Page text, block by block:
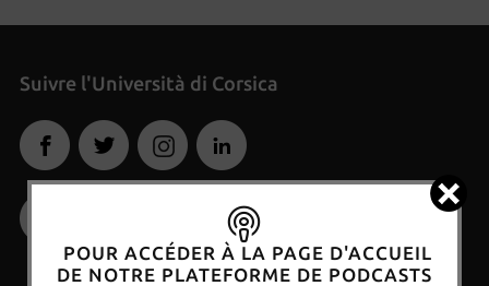
Suivre l'Università di Corsica
POUR ACCÉDER À LA PAGE D'ACCUEIL
DE NOTRE PLATEFORME DE PODCASTS